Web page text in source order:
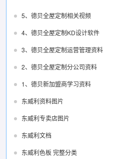
5、德贝全屋定制相关视频
4、德贝全屋定制KD设计软件
3、德贝全屋定制运营管理资料
2、德贝全屋定制分公司资料
1、德贝新加盟商学习资料
东威利资料图片
东威利专卖店图片
东威利文档
东威利色板 完整分类